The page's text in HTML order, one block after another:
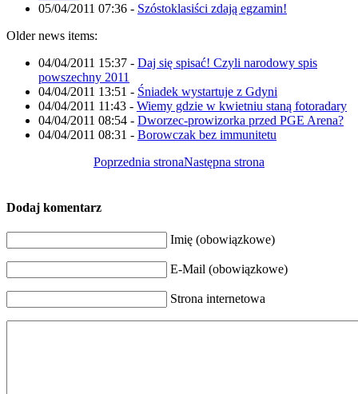
05/04/2011 07:36 - Szóstoklasiści zdają egzamin!
Older news items:
04/04/2011 15:37 - Daj się spisać! Czyli narodowy spis
powszechny 2011
04/04/2011 13:51 - Śniadek wystartuje z Gdyni
04/04/2011 11:43 - Wiemy gdzie w kwietniu staną fotoradary
04/04/2011 08:54 - Dworzec-prowizorka przed PGE Arena?
04/04/2011 08:31 - Borowczak bez immunitetu
Poprzednia stronaNastępna strona
Dodaj komentarz
Imię (obowiązkowe)
E-Mail (obowiązkowe)
Strona internetowa